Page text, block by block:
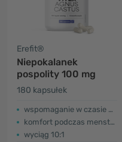
Erefit®
Niepokalanek
pospolity 100 mg
180 kapsułek
wspomaganie w czasie menopauzy
komfort podczas menstruacji
wyciąg 10:1